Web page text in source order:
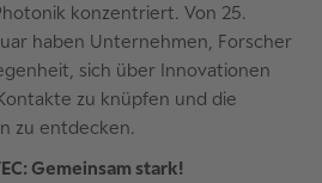
konzentriert. Von 25.
haben Unternehmen, Forscher
sich über Innovationen
zu knüpfen und die
zu entdecken.
Gemeinsam stark!